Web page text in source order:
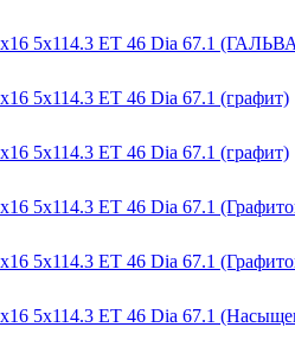
5x114.3 ET 46 Dia 67.1
5x114.3 ET 46 Dia 67.1 (графит)
5x114.3 ET 46 Dia 67.1 (графит)
5x114.3 ET 46 Dia 67.1
5x114.3 ET 46 Dia 67.1
5x114.3 ET 46 Dia 67.1